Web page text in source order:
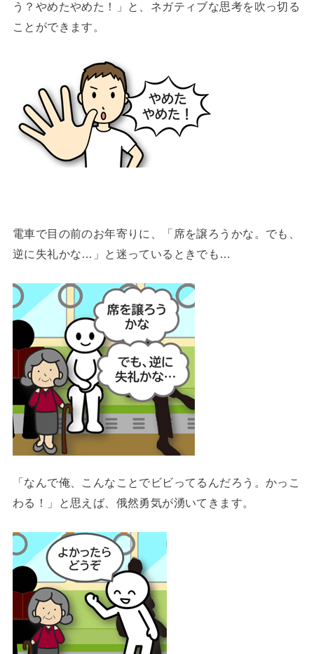
う？やめたやめた！」と、ネガティブな思考を吹っ切る
ことができます。
電車で目の前のお年寄りに、「席を譲ろうかな。でも、
逆に失礼かな…」と迷っているときでも…
「なんで俺、こんなことでビビってるんだろう。かっこ
わる！」と思えば、俄然勇気が湧いてきます。